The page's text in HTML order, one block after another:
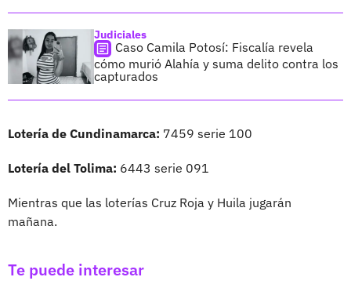
Judiciales
Caso Camila Potosí: Fiscalía revela
cómo murió Alahía y suma delito contra los
capturados
Lotería de Cundinamarca: 7459 serie 100
Lotería del Tolima: 6443 serie 091
Mientras que las loterías Cruz Roja y Huila jugarán
mañana.
Te puede interesar